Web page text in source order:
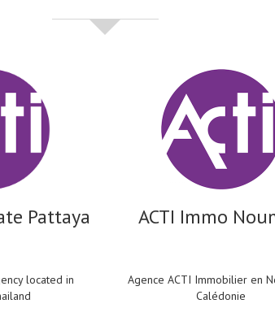
Pattaya
located in
ACTI Immo
Agence ACTI Immobilier en
Calédonie